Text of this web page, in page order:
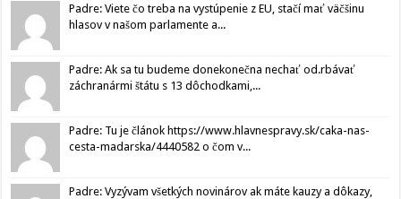
Padre: Viete čo treba na vystúpenie z EU, stačí mať väčšinu
hlasov v našom parlamente a...
Padre: Ak sa tu budeme donekonečna nechať od.rbávať
záchranármi štátu s 13 dôchodkami,...
Padre: Tu je článok https://www.hlavnespravy.sk/caka-nas-
cesta-madarska/4440582 o čom v...
Padre: Vyzývam všetkých novinárov ak máte kauzy a dôkazy,